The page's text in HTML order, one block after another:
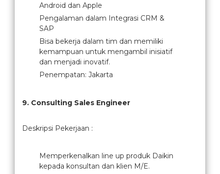
Android dan Apple
Pengalaman dalam Integrasi CRM &
SAP
Bisa bekerja dalam tim dan memiliki
kemampuan untuk mengambil inisiatif
dan menjadi inovatif.
Penempatan: Jakarta
9. Consulting Sales Engineer
Deskripsi Pekerjaan :
Memperkenalkan line up produk Daikin
kepada konsultan dan klien M/E.